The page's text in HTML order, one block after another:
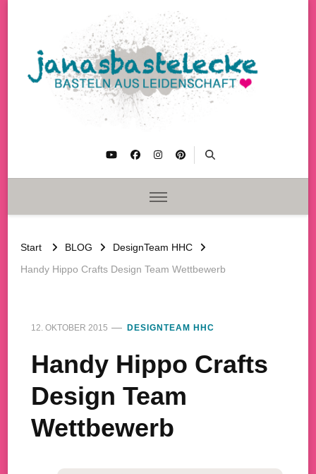
Start BLOG
DesignTeam HHC
Handy Hippo Crafts Design Team Wettbewerb
12. OKTOBER 2015 DESIGNTEAM HHC
Handy Hippo Crafts
Design Team
Wettbewerb